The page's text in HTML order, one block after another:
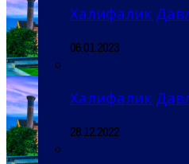
Халифалик
06.01.2023
Халифалик
28.12.2022